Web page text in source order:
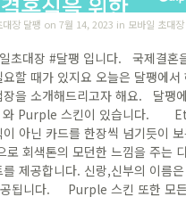
장 달팽 on 7월 14, 2023 in 모바일 초대
초대장 #달팽 입니다. 국제결혼
할 때가 있지요 오늘은 달팽에서
장을 소개해드리고자 해요. 달팽
와 Purple 스킨이 있습니다.
아닌 카드를 한장씩 넘기듯이
회색톤의 모던한 느낌을 주는
제공합니다. 신랑,신부의 이름
공됩니다. Purple 스킨 또한 모